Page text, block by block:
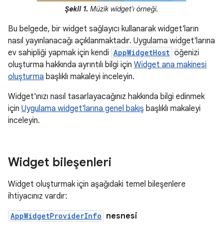
Şekil 1. Müzik widget'ı örneği.
Bu belgede, bir widget sağlayıcı kullanarak widget'ların
nasıl yayınlanacağı açıklanmaktadır. Uygulama widget'larına
ev sahipliği yapmak için kendi AppWidgetHost öğenizi
oluşturma hakkında ayrıntılı bilgi için Widget ana makinesi
oluşturma başlıklı makaleyi inceleyin.
Widget'ınızı nasıl tasarlayacağınız hakkında bilgi edinmek
için Uygulama widget'larına genel bakış başlıklı makaleyi
inceleyin.
Widget bileşenleri
Widget oluşturmak için aşağıdaki temel bileşenlere
ihtiyacınız vardır:
AppWidgetProviderInfo nesnesi